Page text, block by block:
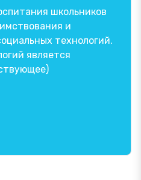
школьников
и
технологий.
является